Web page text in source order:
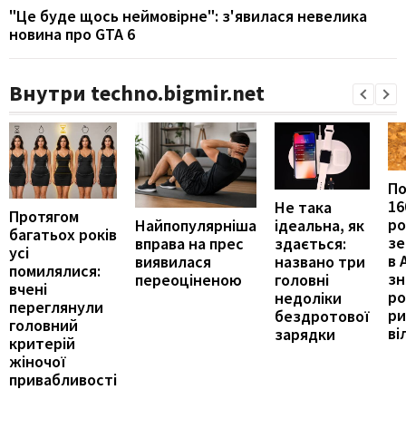
"Це буде щось неймовірне": з'явилася невелика
новина про GTA 6
Внутри techno.bigmir.net
Протягом
багатьох років
усі
помилялися:
вчені
переглянули
головний
критерій
жіночої
привабливості
Найпопулярніша
вправа на прес
виявилася
переоціненою
Не така
ідеальна, як
здається:
названо три
головні
недоліки
бездротової
зарядки
в